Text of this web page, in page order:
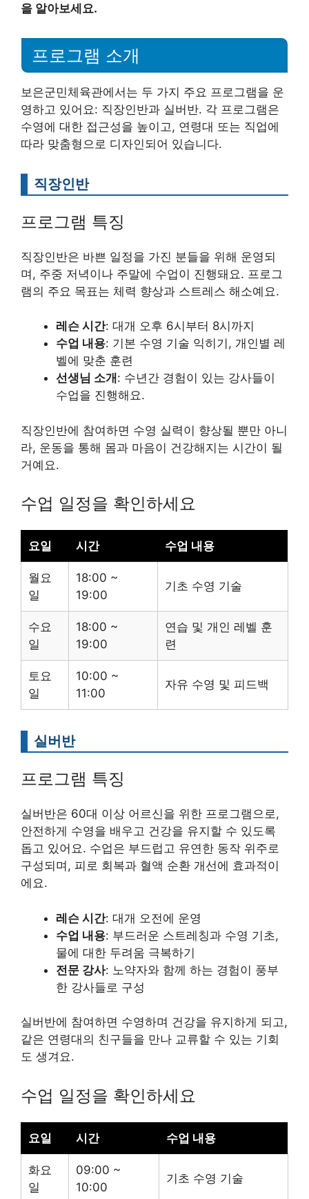
을 알아보세요.
프로그램 소개
보은군민체육관에서는 두 가지 주요 프로그램을 운
영하고 있어요: 직장인반과 실버반. 각 프로그램은
수영에 대한 접근성을 높이고, 연령대 또는 직업에
따라 맞춤형으로 디자인되어 있습니다.
직장인반
프로그램 특징
직장인반은 바쁜 일정을 가진 분들을 위해 운영되
며, 주중 저녁이나 주말에 수업이 진행돼요. 프로그
램의 주요 목표는 체력 향상과 스트레스 해소예요.
레슨 시간: 대개 오후 6시부터 8시까지
수업 내용: 기본 수영 기술 익히기, 개인별 레
벨에 맞춘 훈련
선생님 소개 : 수년간 경험이 있는 강사들이
수업을 진행해요.
직장인반에 참여하면 수영 실력이 향상될 뿐만 아니
라, 운동을 통해 몸과 마음이 건강해지는 시간이 될
거예요.
수업 일정을 확인하세요
요일 시간 수업 내용
월요
일
18:00 ~
19:00
기초 수영 기술
수요
일
18:00 ~
19:00
연습 및 개인 레벨 훈
련
토요
일
10:00 ~
11:00
자유 수영 및 피드백
실버반
프로그램 특징
실버반은 60대 이상 어르신을 위한 프로그램으로,
안전하게 수영을 배우고 건강을 유지할 수 있도록
돕고 있어요. 수업은 부드럽고 유연한 동작 위주로
구성되며, 피로 회복과 혈액 순환 개선에 효과적이
에요.
레슨 시간: 대개 오전에 운영
수업 내용: 부드러운 스트레칭과 수영 기초,
물에 대한 두려움 극복하기
전문 강사: 노약자와 함께 하는 경험이 풍부
한 강사들로 구성
실버반에 참여하면 수영하며 건강을 유지하게 되고,
같은 연령대의 친구들을 만나 교류할 수 있는 기회
도 생겨요.
수업 일정을 확인하세요
요일 시간 수업 내용
화요
일
09:00 ~
10:00
기초 수영 기술